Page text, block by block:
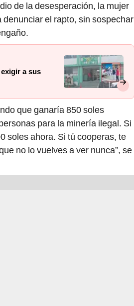
de la desesperación, la mujer
denunciar el rapto, sin sospechar
a sus
que ganaría 850 soles
para la minería ilegal. Si
soles ahora. Si tú cooperas, te
no lo vuelves a ver nunca”, se